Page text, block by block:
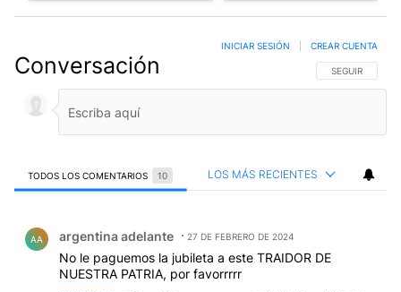
Conversación SIGA ESTA
SEGUIR
INICIAR SESIÓN CREAR CUENTA
TODOS LOS COMENTARIOS 10 LOS MÁS RECIENTES
AA argentina adelante 27 DE FEBRERO DE 2024
No le paguemos la jubileta a este TRAIDOR DE
NUESTRA PATRIA, por favorrrrr